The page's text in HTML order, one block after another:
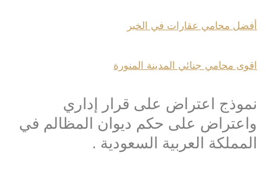
أفضل محامي عقارات في الخبر
اقوى محامي جنائي المدينة المنورة
نموذج اعتراض على قرار إداري
واعتراض على حكم ديوان المظالم في
المملكة العربية السعودية .